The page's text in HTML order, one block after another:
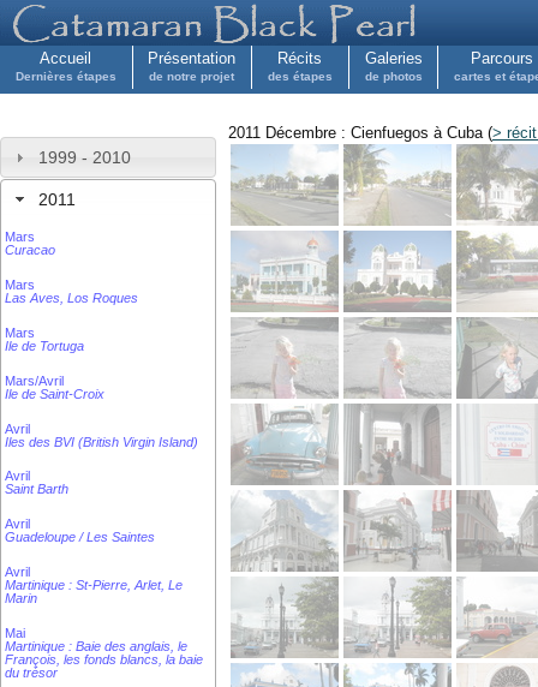
Accueil
Dernières étapes
Présentation
de notre projet
Récits
des étapes
Galeries
de photos
Parcours
cartes et
1999 - 2010
2011
Mars
Curacao
Mars
Las Aves, Los Roques
Mars
Ile de Tortuga
Mars/Avril
Ile de Saint-Croix
Avril
Iles des BVI (British Virgin Island)
Avril
Saint Barth
Avril
Guadeloupe / Les Saintes
Avril
Martinique : St-Pierre, Arlet, Le
Marin
Mai
Martinique : Baie des anglais, le
François, les fonds blancs, la baie
du trésor
2011 Décembre : Cienfuegos à Cuba (>